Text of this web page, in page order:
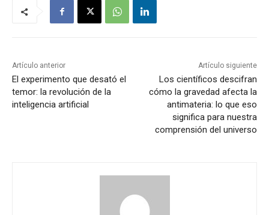
Artículo anterior
El experimento que desató el
temor: la revolución de la
inteligencia artificial
Artículo siguiente
Los científicos descifran
cómo la gravedad afecta la
antimateria: lo que eso
significa para nuestra
comprensión del universo